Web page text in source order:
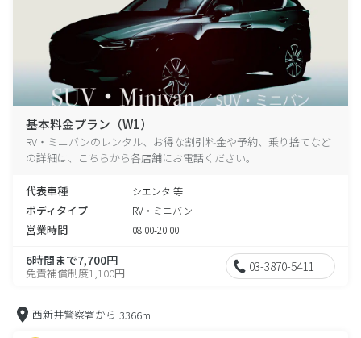
基本料金プラン（W1）
RV・ミニバンのレンタル、お得な割引料金や予約、乗り捨てなど
の詳細は、こちらから各店舗にお電話ください。
代表車種 シエンタ 等
ボディタイプ RV・ミニバン
営業時間 08:00-20:00
6時間まで7,700円
免責補償制度1,100円 03-3870-5411
西新井警察署から 3366m